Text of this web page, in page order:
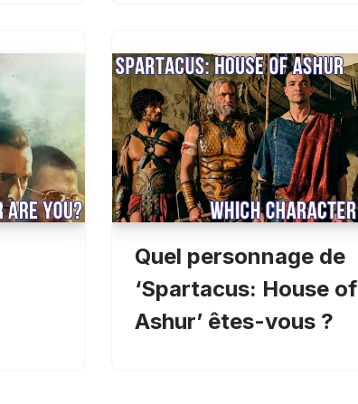
Quel personnage de
‘Spartacus: House of
Ashur’ êtes-vous ?